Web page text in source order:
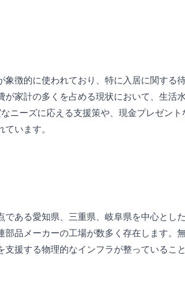
象徴的に使われており、特に入居に関す
が家計の多くを占める現状において、生
ニーズに応える支援策や、現金プレゼン
います。
である愛知県、三重県、岐阜県を中心と
部品メーカーの工場が数多く存在します
援する物理的なインフラが整っているこ